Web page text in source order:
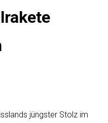
jüngster Stolz im